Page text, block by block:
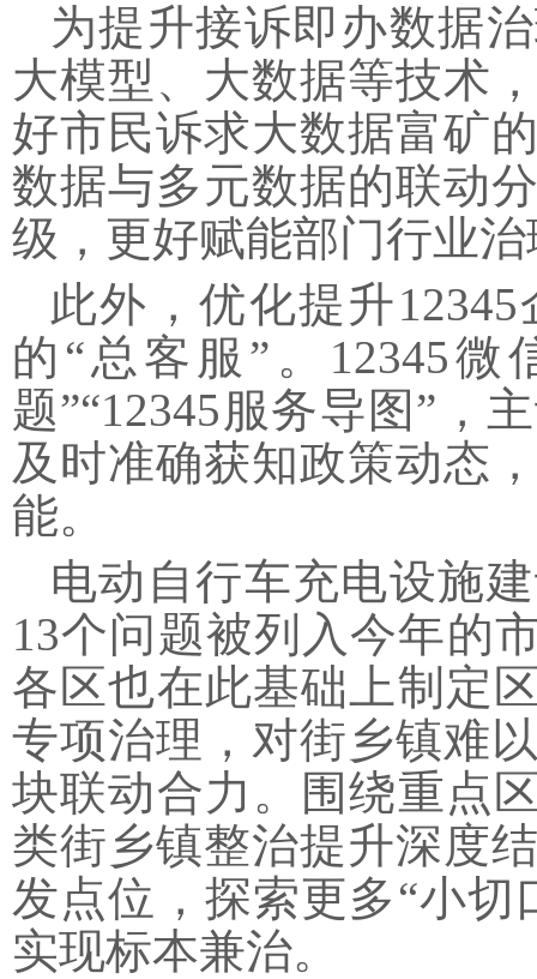
为提升接诉即办数据
大模型、大数据等技术
好市民诉求大数据富矿
数据与多元数据的联动
级，更好赋能部门行业
此外，优化提升
的“总客服”。12345
题”“12345服务导图”，
及时准确获知政策动态
能。
电动自行车充电设施
13个问题被列入今年的
各区也在此基础上制定
专项治理，对街乡镇难
块联动合力。围绕重点
类街乡镇整治提升深度
发点位，探索更多“小
实现标本兼治。